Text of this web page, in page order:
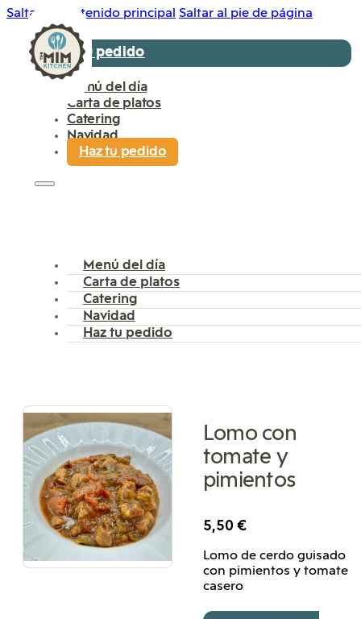
Saltar al contenido principal Saltar al pie de página
Haz tu pedido
Menú del día
Carta de platos
Catering
Navidad
Haz tu pedido
Menú del día
Carta de platos
Catering
Navidad
Haz tu pedido
Lomo con
tomate y
pimientos
5,50 €
Lomo de cerdo guisado
con pimientos y tomate
casero